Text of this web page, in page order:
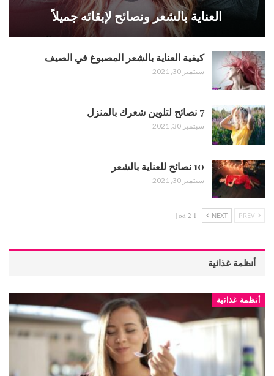
العناية بالشعر ونصائح لإبقائه جميلاً
كيفية العناية بالشعر المصبوغ في الصيف
سبتمبر 30, 2021
7 نصائح لتلوين شعرك بالمنزل
سبتمبر 30, 2021
10 نصائح للعناية بالشعر
سبتمبر 30, 2021
NEXT
1 od 2 |
أنظمة غذائية
أنظمة غذائية